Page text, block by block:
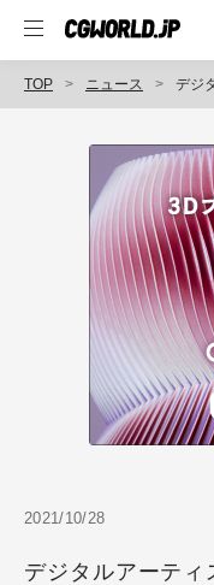
TOP ニュース デジタル
2021/10/28
デジタルアーテ